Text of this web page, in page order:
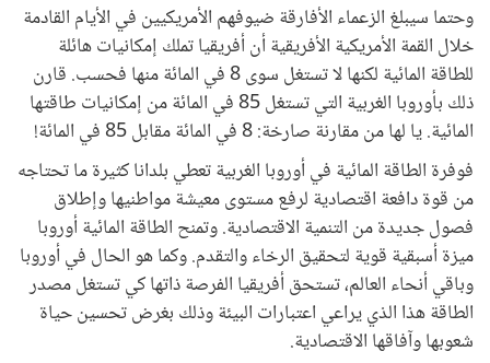
وحتما سيبلغ الزعماء الأفارقة ضيوفهم الأمريكيين في الأيام القادمة
خلال القمة الأمريكية الأفريقية أن أفريقيا تملك إمكانيات هائلة
للطاقة المائية لكنها لا تستغل سوى 8 في المائة منها فحسب. قارن
ذلك بأوروبا الغربية التي تستغل 85 في المائة من إمكانيات طاقتها
المائية. يا لها من مقارنة صارخة: 8 في المائة مقابل 85 في المائة!
فوفرة الطاقة المائية في أوروبا الغربية تعطي بلدانا كثيرة ما تحتاجه
من قوة دافعة اقتصادية لرفع مستوى معيشة مواطنيها وإطلاق
فصول جديدة من التنمية الاقتصادية. وتمنح الطاقة المائية أوروبا
ميزة أسبقية قوية لتحقيق الرخاء والتقدم. وكما هو الحال في أوروبا
وباقي أنحاء العالم، تستحق أفريقيا الفرصة ذاتها كي تستغل مصدر
الطاقة هذا الذي يراعي اعتبارات البيئة وذلك بغرض تحسين حياة
شعوبها وآفاقها الاقتصادية.